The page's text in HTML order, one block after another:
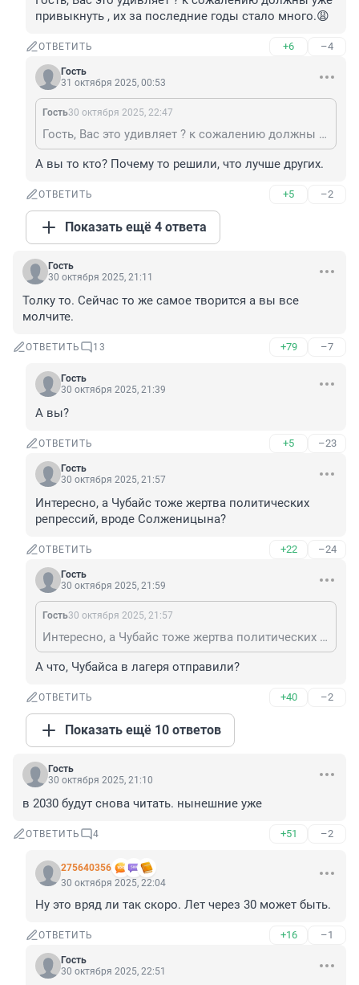
привыкнуть , их за последние годы стало много.😩
ОТВЕТИТЬ +6 –4
Гость
31 октября 2025, 00:53
Гость30 октября 2025, 22:47
Гость, Вас это удивляет ? к сожалению должны уже привыкнуть , их за последние годы стало много.😩
А вы то кто? Почему то решили, что лучше других.
ОТВЕТИТЬ +5 –2
Показать ещё 4 ответа
Гость
30 октября 2025, 21:11
Толку то. Сейчас то же самое творится а вы все
молчите.
ОТВЕТИТЬ 13 +79 –7
Гость
30 октября 2025, 21:39
А вы?
ОТВЕТИТЬ +5 –23
Гость
30 октября 2025, 21:57
Интересно, а Чубайс тоже жертва политических
репрессий, вроде Солженицына?
ОТВЕТИТЬ +22 –24
Гость
30 октября 2025, 21:59
Гость30 октября 2025, 21:57
Интересно, а Чубайс тоже жертва политических репрессий, вроде Солженицына?
А что, Чубайса в лагеря отправили?
ОТВЕТИТЬ +40 –2
Показать ещё 10 ответов
Гость
30 октября 2025, 21:10
в 2030 будут снова читать. нынешние уже
ОТВЕТИТЬ 4 +51 –2
275640356
30 октября 2025, 22:04
Ну это вряд ли так скоро. Лет через 30 может быть.
ОТВЕТИТЬ +16 –1
Гость
30 октября 2025, 22:51